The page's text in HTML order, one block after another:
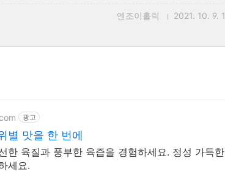
엔조이홀릭 2021. 10. 9.
광고
별 맛을 한 번에
한 육질과 풍부한 육즙을 경험하세요. 정성 가득
세요.